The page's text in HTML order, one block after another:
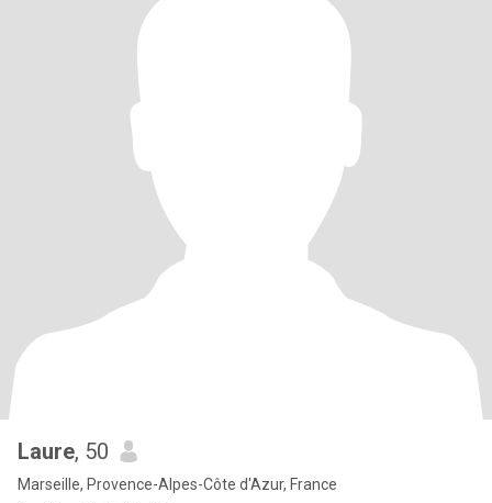
Laure, 50
Marseille, Provence-Alpes-Côte d'Azur, France